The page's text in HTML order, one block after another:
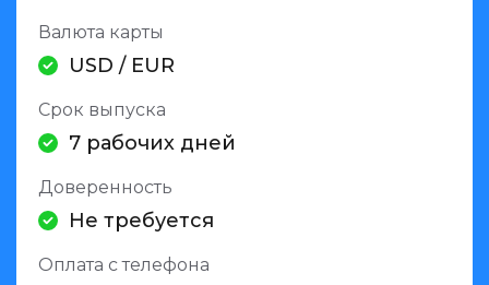
Валюта карты
USD / EUR
Срок выпуска
7 рабочих дней
Доверенность
Не требуется
Оплата с телефона